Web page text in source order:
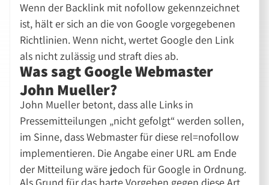
Wenn der Backlink mit nofollow gekennzeichnet
ist, hält er sich an die von Google vorgegebenen
Richtlinien. Wenn nicht, wertet Google den Link
als nicht zulässig und straft dies ab.
Was sagt Google Webmaster
John Mueller?
John Mueller betont, dass alle Links in
Pressemitteilungen „nicht gefolgt“ werden sollen,
im Sinne, dass Webmaster für diese rel=nofollow
implementieren. Die Angabe einer URL am Ende
der Mitteilung wäre jedoch für Google in Ordnung.
Als Grund für das harte Vorgehen gegen diese Art